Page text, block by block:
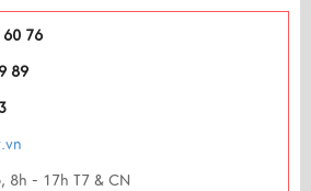
76
89
8h - 17h T7 & CN